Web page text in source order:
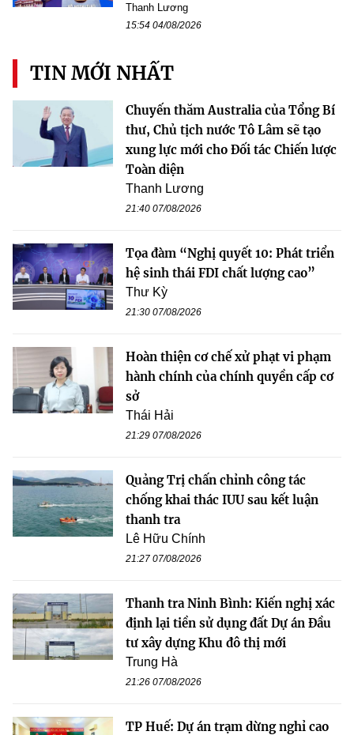
Thanh Lương
15:54 04/08/2026
TIN MỚI NHẤT
Chuyến thăm Australia của Tổng Bí
thư, Chủ tịch nước Tô Lâm sẽ tạo
xung lực mới cho Đối tác Chiến lược
Toàn diện
Thanh Lương
21:40 07/08/2026
Tọa đàm “Nghị quyết 10: Phát triển
hệ sinh thái FDI chất lượng cao”
Thư Kỳ
21:30 07/08/2026
Hoàn thiện cơ chế xử phạt vi phạm
hành chính của chính quyền cấp cơ
sở
Thái Hải
21:29 07/08/2026
Quảng Trị chấn chỉnh công tác
chống khai thác IUU sau kết luận
thanh tra
Lê Hữu Chính
21:27 07/08/2026
Thanh tra Ninh Bình: Kiến nghị xác
định lại tiền sử dụng đất Dự án Đầu
tư xây dựng Khu đô thị mới
Trung Hà
21:26 07/08/2026
TP Huế: Dự án trạm dừng nghỉ cao